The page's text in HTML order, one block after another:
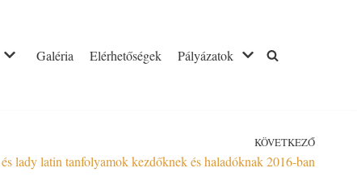
Galéria Elérhetőségek Pályázatok
KÖVETKEZŐ
lady latin tanfolyamok kezdőknek és haladóknak 2016-ban